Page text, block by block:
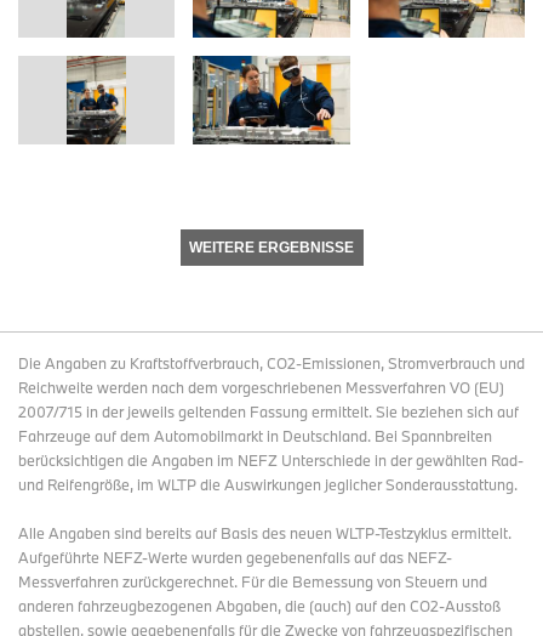
WEITERE ERGEBNISSE
Die Angaben zu Kraftstoffverbrauch, CO2-Emissionen, Stromverbrauch und
Reichweite werden nach dem vorgeschriebenen Messverfahren VO (EU)
2007/715 in der jeweils geltenden Fassung ermittelt. Sie beziehen sich auf
Fahrzeuge auf dem Automobilmarkt in Deutschland. Bei Spannbreiten
berücksichtigen die Angaben im NEFZ Unterschiede in der gewählten Rad-
und Reifengröße, im WLTP die Auswirkungen jeglicher Sonderausstattung.
Alle Angaben sind bereits auf Basis des neuen WLTP-Testzyklus ermittelt.
Aufgeführte NEFZ-Werte wurden gegebenenfalls auf das NEFZ-
Messverfahren zurückgerechnet. Für die Bemessung von Steuern und
anderen fahrzeugbezogenen Abgaben, die (auch) auf den CO2-Ausstoß
abstellen, sowie gegebenenfalls für die Zwecke von fahrzeugspezifischen